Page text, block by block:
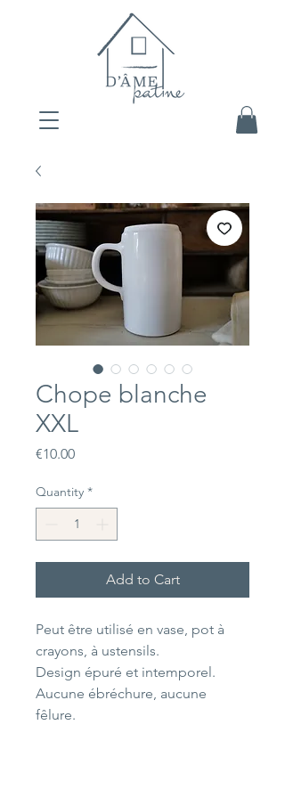
Chope blanche
XXL
€10.00Price
Quantity *
Add to Cart
Peut être utilisé en vase, pot à
crayons, à ustensils.
Design épuré et intemporel.
Aucune ébréchure, aucune
fêlure.